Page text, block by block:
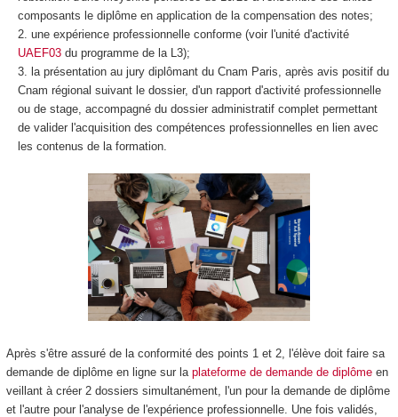
composants le diplôme en application de la compensation des notes;
une expérience professionnelle conforme (voir l'unité d'activité
UAEF03du programme de la L3);
la présentation au jury diplômant du Cnam Paris, après avis positif du
Cnam régional suivant le dossier, d'un rapport d'activité professionnelle
ou de stage, accompagné du dossier administratif complet permettant
de valider l'acquisition des compétences professionnelles en lien avec
les contenus de la formation.
Après s'être assuré de la conformité des points 1 et 2, l'élève doit faire sa
demande de diplôme en ligne sur la plateforme de demande de diplômeen
veillant à créer 2 dossiers simultanément, l'un pour la demande de diplôme
et l'autre pour l'analyse de l'expérience professionnelle. Une fois validés,